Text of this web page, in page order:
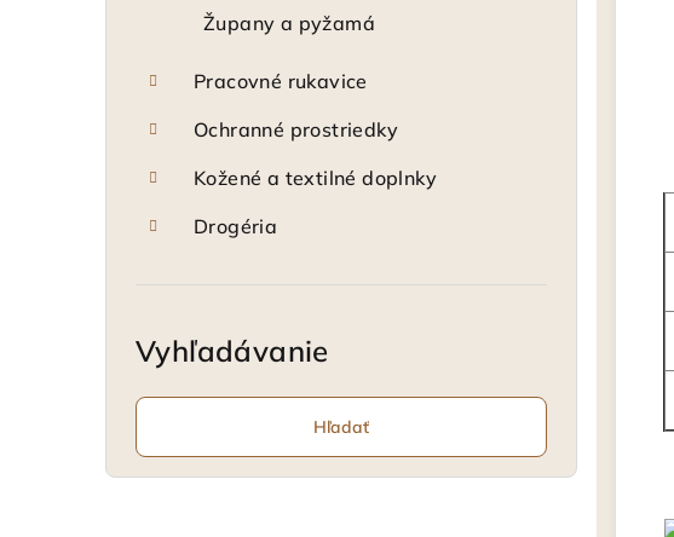
Župany a pyžamá
Pracovné rukavice
Ochranné prostriedky
Kožené a textilné doplnky
Drogéria
Vyhľadávanie
Hľadať